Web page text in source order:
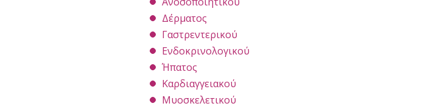
Δέρματος
Γαστρεντερικού
Ενδοκρινολογικού
Ήπατος
Καρδιαγγειακού
Μυοσκελετικού